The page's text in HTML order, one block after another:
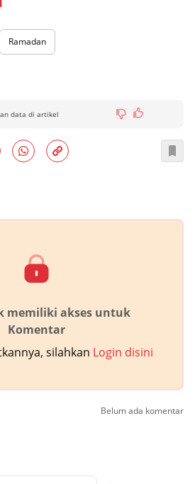
Ramadan
data di artikel
memiliki akses untuk
Komentar
silahkan Login disini
Belum ada komentar